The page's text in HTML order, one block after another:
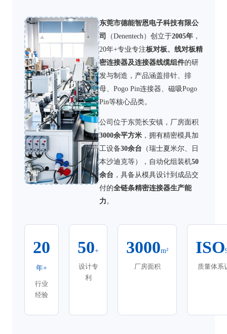
东莞市德能智恩电子科技有限公
司
（Denentech）创立于2005年，
20年+专业专注板对板、线对板精
密连接器及连接器线缆组件的研
发与制造，产品涵盖排针、排
母、Pogo Pin连接器、磁吸Pogo
Pin等核心品类。
公司位于东莞长安镇，厂房面积
3000余平方米，拥有精密模具加
工设备30余台 （瑞士夏米尔、日
本沙迪克等），自动化组装机50
余台 ，具备从模具设计到成品交
付的全链条精密连接器生产能
力。
20
年+
行业
经验
50+
设计专
利
3000m²
厂房面积
ISO
质量体系